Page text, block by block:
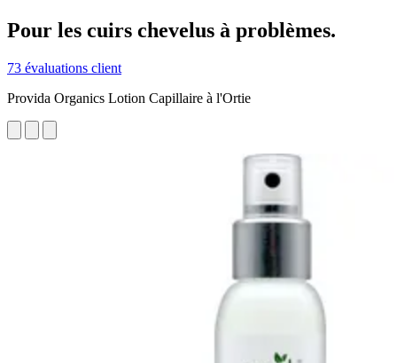
Pour les cuirs chevelus à problèmes.
73 évaluations client
Provida Organics Lotion Capillaire à l'Ortie